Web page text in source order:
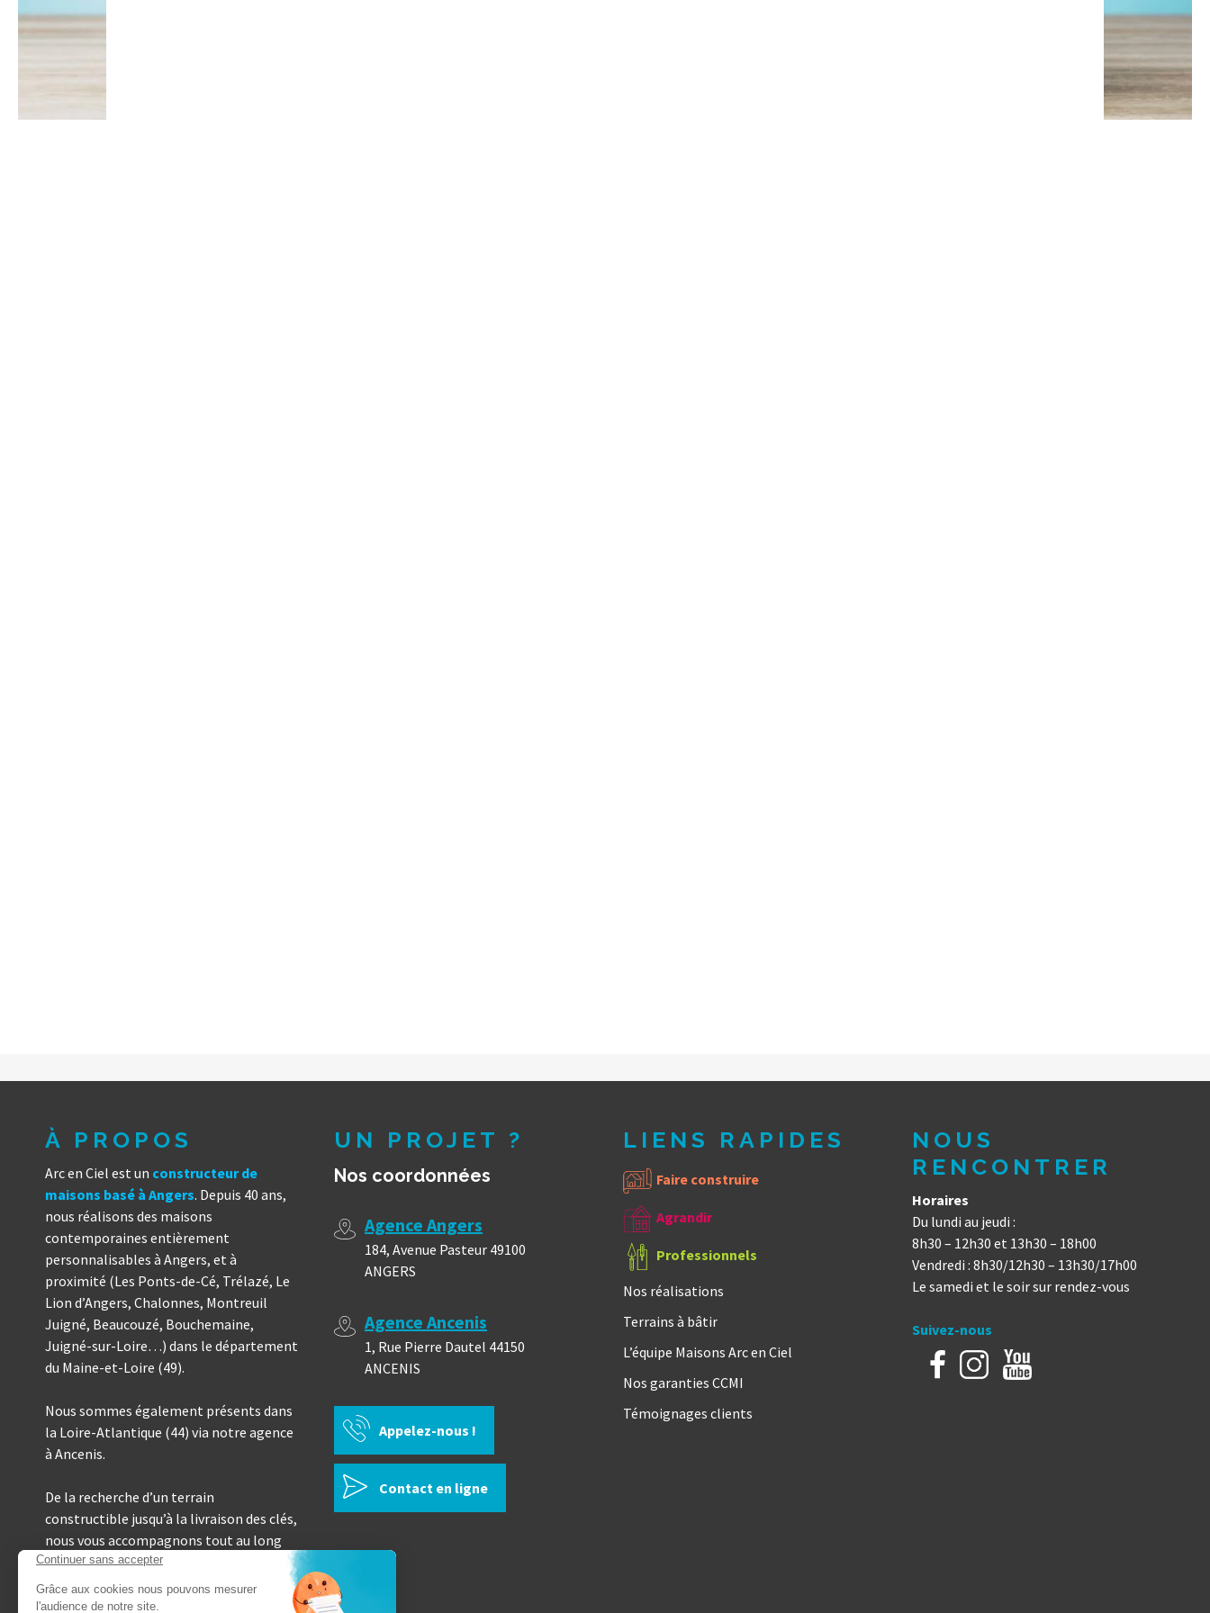
À PROPOS
Arc en Ciel est un constructeur de
maisons basé à Angers. Depuis 40 ans,
nous réalisons des maisons
contemporaines entièrement
personnalisables à Angers, et à
proximité (Les Ponts-de-Cé, Trélazé, Le
Lion d’Angers, Chalonnes, Montreuil
Juigné, Beaucouzé, Bouchemaine,
Juigné-sur-Loire…) dans le département
du Maine-et-Loire (49).
Nous sommes également présents dans
la Loire-Atlantique (44) via notre agence
à Ancenis.
De la recherche d’un terrain
constructible jusqu’à la livraison des clés,
nous vous accompagnons tout au long
de votre projet de construction neuve.
Toutes nos maisons sont encadrées par
un contrat CCMI.
UN PROJET ?
Nos coordonnées
Agence Angers
184, Avenue Pasteur 49100
ANGERS
Agence Ancenis
1, Rue Pierre Dautel 44150
ANCENIS
Appelez-nous !
Contact en ligne
LIENS RAPIDES
Faire construire
Agrandir
Professionnels
Nos réalisations
Terrains à bâtir
L’équipe Maisons Arc en Ciel
Nos garanties CCMI
Témoignages clients
NOUS
RENCONTRER
Horaires
Du lundi au jeudi :
8h30 – 12h30 et 13h30 – 18h00
Vendredi : 8h30/12h30 – 13h30/17h00
Le samedi et le soir sur rendez-vous
Suivez-nous